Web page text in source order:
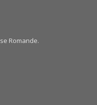
Romande.